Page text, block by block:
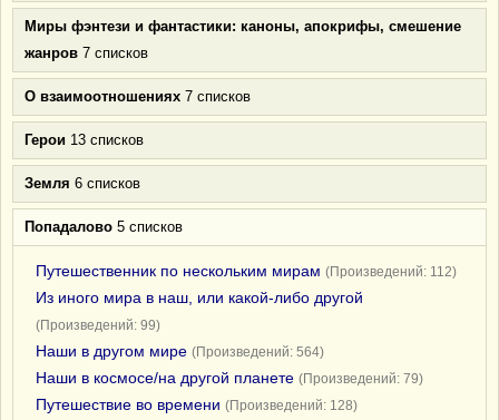
Миры фэнтези и фантастики: каноны, апокрифы, смешение
жанров 7 списков
О взаимоотношениях 7 списков
Герои 13 списков
Земля 6 списков
Попадалово 5 списков
Путешественник по нескольким мирам (Произведений: 112)
Из иного мира в наш, или какой-либо другой
(Произведений: 99)
Наши в другом мире (Произведений: 564)
Наши в космосе/на другой планете (Произведений: 79)
Путешествие во времени (Произведений: 128)